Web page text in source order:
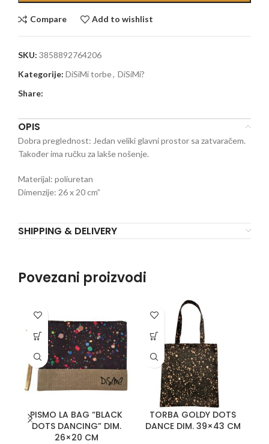
Compare Add to wishlist
SKU: 3858892764206
Kategorije: DiSiMi torbe, DiSiMi?
Share:
OPIS
Dobra preglednost: Jedan veliki glavni prostor sa zatvaračem.
Također ima ručku za lakše nošenje.
Materijal: poliuretan
Dimenzije: 26 x 20 cm”
SHIPPING & DELIVERY
Povezani proizvodi
PISMO LA BAG “BLACK
DOTS DANCING” DIM.
26×20 CM
TORBA GOLDY DOTS
DANCE DIM. 39×43 CM